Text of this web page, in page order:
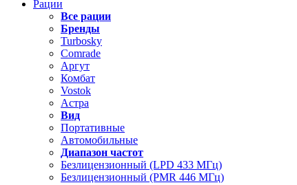
Рации
Все рации
Бренды
Turbosky
Comrade
Аргут
Комбат
Vostok
Астра
Вид
Портативные
Автомобильные
Диапазон частот
Безлицензионный (LPD 433 МГц)
Безлицензионный (PMR 446 МГц)